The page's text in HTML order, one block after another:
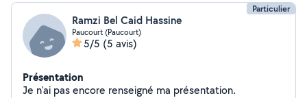
Particulier
Ramzi Bel Caid Hassine
Paucourt (Paucourt)
5/5 (5 avis)
Présentation
Je n'ai pas encore renseigné ma présentation.